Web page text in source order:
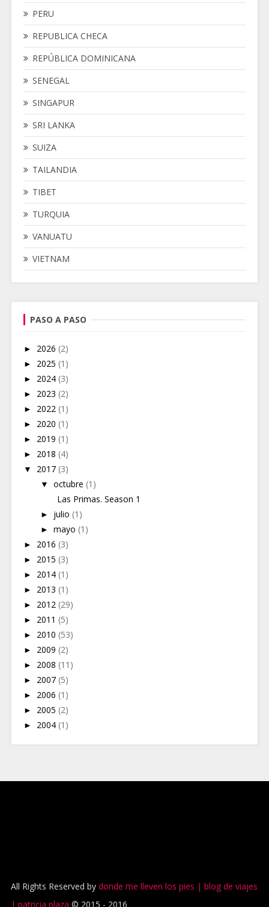
PERU
REPUBLICA CHECA
REPÚBLICA DOMINICANA
SENEGAL
SINGAPUR
SRI LANKA
SUIZA
TAILANDIA
TIBET
TURQUIA
VANUATU
VIETNAM
PASO A PASO
► 2026 (2)
► 2025 (1)
► 2024 (3)
► 2023 (2)
► 2022 (1)
► 2020 (1)
► 2019 (1)
► 2018 (4)
▼ 2017 (3)
▼ octubre (1)
Las Primas. Season 1
► julio (1)
► mayo (1)
► 2016 (3)
► 2015 (3)
► 2014 (1)
► 2013 (1)
► 2012 (29)
► 2011 (5)
► 2010 (53)
► 2009 (2)
► 2008 (11)
► 2007 (5)
► 2006 (1)
► 2005 (2)
► 2004 (1)
All Rights Reserved by donde me lleven los pies | blog de viajes
| patricia plaza © 2015 - 2016